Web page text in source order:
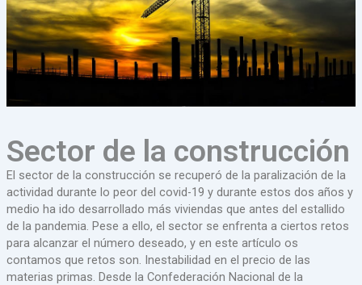
Sector de la construcción
El sector de la construcción se recuperó de la paralización de la
actividad durante lo peor del covid-19 y durante estos dos años y
medio ha ido desarrollado más viviendas que antes del estallido
de la pandemia. Pese a ello, el sector se enfrenta a ciertos retos
para alcanzar el número deseado, y en este artículo os
contamos que retos son. Inestabilidad en el precio de las
materias primas. Desde la Confederación Nacional de la